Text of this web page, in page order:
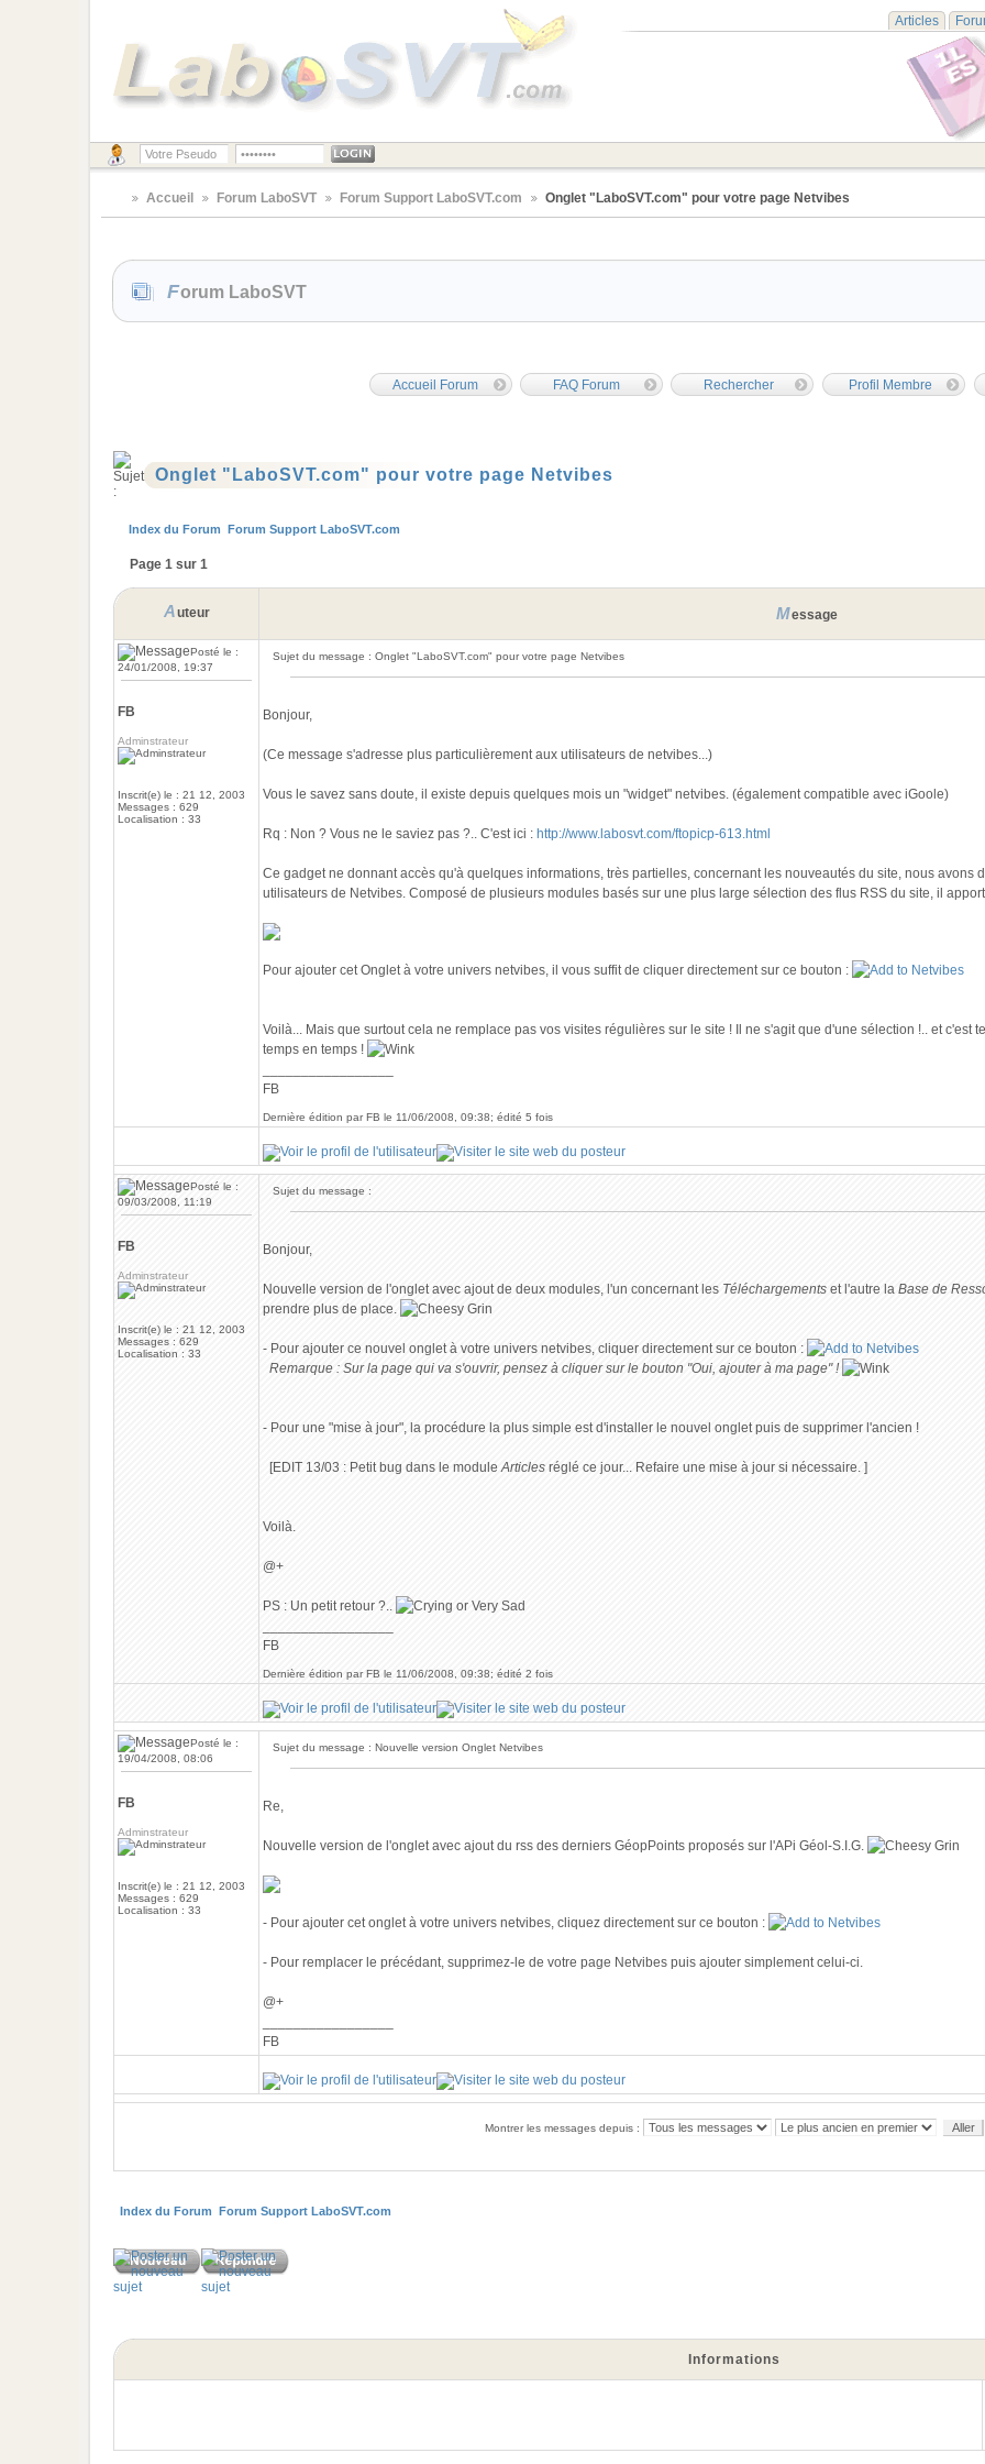
Articles
Accueil Forum LaboSVT Forum Support LaboSVT.com Onglet "LaboSVT.com" pour votre page Netvibes
Forum LaboSVT
Accueil Forum FAQ Forum Rechercher Profil Membre
Onglet "LaboSVT.com" pour votre page Netvibes
Index du Forum Forum Support LaboSVT.com
Page 1 sur 1
Auteur Message
Posté le :
24/01/2008, 19:37
FB
Adminstrateur
Inscrit(e) le : 21 12, 2003
Messages : 629
Localisation : 33
Sujet du message : Onglet "LaboSVT.com" pour votre page Netvibes
Bonjour,
(Ce message s'adresse plus particulièrement aux utilisateurs de netvibes...)
Vous le savez sans doute, il existe depuis quelques mois un "widget" netvibes. (également compatible avec iGoole)
Rq : Non ? Vous ne le saviez pas ?.. C'est ici : http://www.labosvt.com/ftopicp-613.html
Ce gadget ne donnant accès qu'à quelques informations, très partielles, concernant les nouveautés du site, nous avons
utilisateurs de Netvibes. Composé de plusieurs modules basés sur une plus large sélection des flus RSS du site, il
Pour ajouter cet Onglet à votre univers netvibes, il vous suffit de cliquer directement sur ce bouton :
Voilà... Mais que surtout cela ne remplace pas vos visites régulières sur le site ! Il ne s'agit que d'une sélection !.. et
temps en temps !
FB
Dernière édition par FB le 11/06/2008, 09:38; édité 5 fois
Posté le :
09/03/2008, 11:19
FB
Adminstrateur
Inscrit(e) le : 21 12, 2003
Messages : 629
Localisation : 33
Sujet du message :
Bonjour,
Nouvelle version de l'onglet avec ajout de deux modules, l'un concernant les Téléchargements et l'autre laBase de
prendre plus de place.
- Pour ajouter ce nouvel onglet à votre univers netvibes, cliquer directement sur ce bouton :
.Remarque : Sur la page qui va s'ouvrir, pensez à cliquer sur le bouton "Oui, ajouter à ma page" !
- Pour une "mise à jour", la procédure la plus simple est d'installer le nouvel onglet puis de supprimer l'ancien !
[EDIT 13/03 : Petit bug dans le moduleArticles réglé ce jour... Refaire une mise à jour si nécessaire. ]
Voilà.
@+
PS : Un petit retour ?..
FB
Dernière édition par FB le 11/06/2008, 09:38; édité 2 fois
Posté le :
19/04/2008, 08:06
FB
Adminstrateur
Inscrit(e) le : 21 12, 2003
Messages : 629
Localisation : 33
Sujet du message : Nouvelle version Onglet Netvibes
Re,
Nouvelle version de l'onglet avec ajout du rss des derniers GéopPoints proposés sur l'APi Géol-S.I.G.
- Pour ajouter cet onglet à votre univers netvibes, cliquez directement sur ce bouton :
- Pour remplacer le précédant, supprimez-le de votre page Netvibes puis ajouter simplement celui-ci.
@+
FB
Montrer les messages depuis :
Index du Forum Forum Support LaboSVT.com
Informations